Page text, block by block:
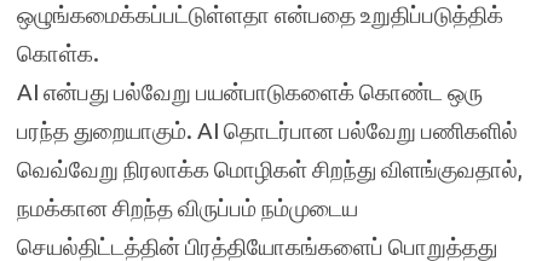
ஒழுங்கமைக்கப்பட்டுள்ளதா என்பதை உறுதிப்படுத்திக்
கொள்க.
AI என்பது பல்வேறு பயன்பாடுகளைக் கொண்ட ஒரு
பரந்த துறையாகும். AI தொடர்பான பல்வேறு பணிகளில்
வெவ்வேறு நிரலாக்க மொழிகள் சிறந்து விளங்குவதால்,
நமக்கான சிறந்த விருப்பம் நம்முடைய
செயல்திட்டத்தின் பிரத்தியோகங்களைப் பொறுத்தது